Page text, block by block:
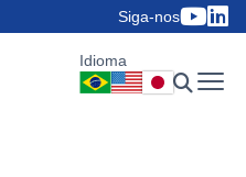
Siga-nos
Idioma